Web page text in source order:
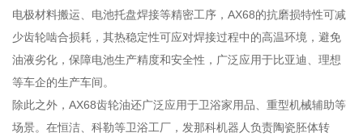
电极材料搬运、电池托盘焊接等精密工序，AX68的抗磨损特性可减
少齿轮啮合损耗，其热稳定性可应对焊接过程中的高温环境，避免
油液劣化，保障电池生产精度和安全性，广泛应用于比亚迪、理想
等车企的生产车间。
除此之外，AX68齿轮油还广泛应用于卫浴家用品、重型机械辅助等
场景。在恒洁、科勒等卫浴工厂，发那科机器人负责陶瓷胚体转